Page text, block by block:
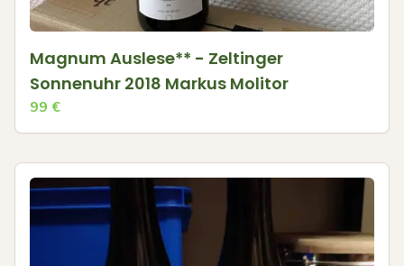
Magnum Auslese** - Zeltinger
Sonnenuhr 2018 Markus Molitor
99 €